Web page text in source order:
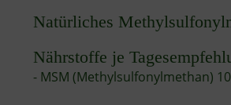
Natürliches
Nährstoffe je
- MSM (Methylsulfonylmethan)